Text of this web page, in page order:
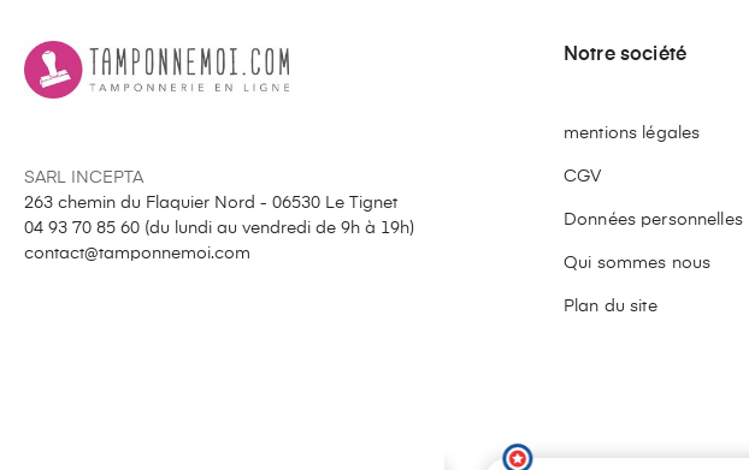
SARL INCEPTA
263 chemin du Flaquier Nord - 06530 Le Tignet
04 93 70 85 60 (du lundi au vendredi de 9h à 19h)
contact@tamponnemoi.com
Notre société
mentions légales
CGV
Données personnelles
Qui sommes nous
Plan du site